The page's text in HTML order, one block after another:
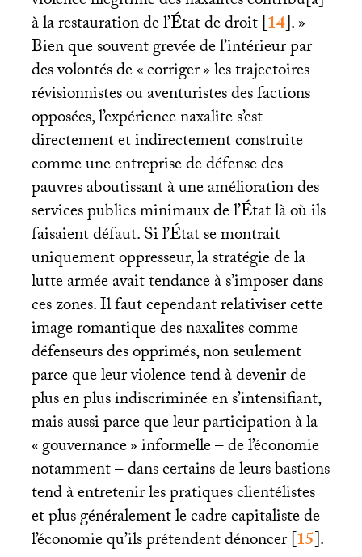
à la restauration de l’État de droit[14].»
Bien que souvent grevée de l’intérieur par
des volontés de «corriger» les trajectoires
révisionnistes ou aventuristes des factions
opposées, l’expérience naxalite s’est
directement et indirectement construite
comme une entreprise de défense des
pauvres aboutissant à une amélioration des
services publics minimaux de l’État là où ils
faisaient défaut. Si l’État se montrait
uniquement oppresseur, la stratégie de la
lutte armée avait tendance à s’imposer dans
ces zones. Il faut cependant relativiser cette
image romantique des naxalites comme
défenseurs des opprimés, non seulement
parce que leur violence tend à devenir de
plus en plus indiscriminée en s’intensifiant,
mais aussi parce que leur participation à la
«gouvernance» informelle – de l’économie
notamment – dans certains de leurs bastions
tend à entretenir les pratiques clientélistes
et plus généralement le cadre capitaliste de
l’économie qu’ils prétendent dénoncer[15].